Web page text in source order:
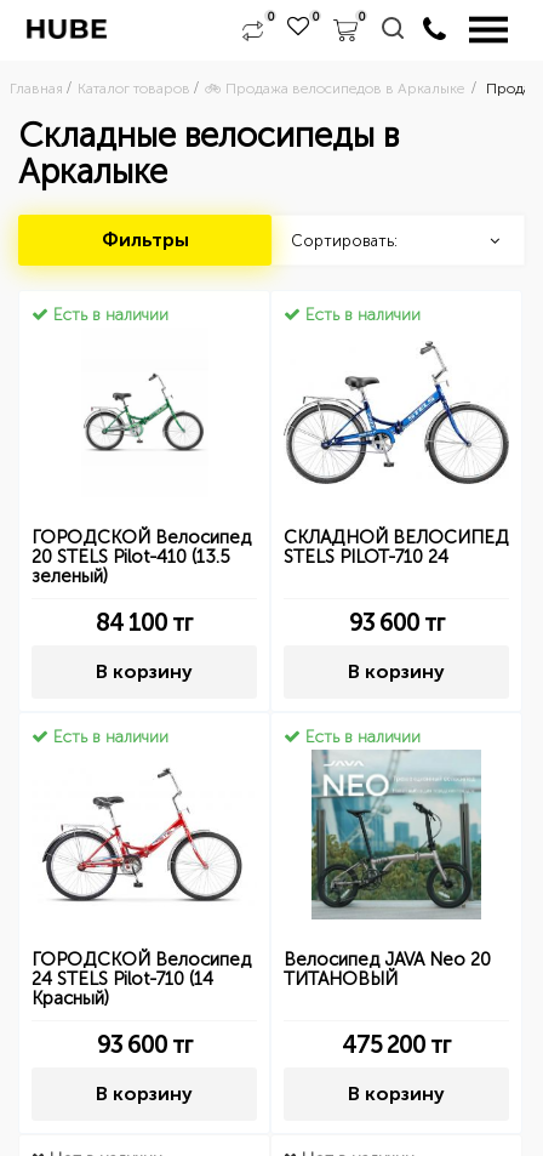
0 0 0
Главная Каталог товаров 🚲 Продажа велосипедов в Аркалыке
Складные велосипеды в
Аркалыке
Фильтры Сортировать:
Есть в наличии
ГОРОДСКОЙ Велосипед
20 STELS Pilot-410 (13.5
зеленый)
84 100 тг
В корзину
Есть в наличии
СКЛАДНОЙ ВЕЛОСИПЕД
STELS PILOT-710 24
93 600тг
В корзину
Есть в наличии
ГОРОДСКОЙ Велосипед
24 STELS Pilot-710 (14
Красный)
93 600тг
В корзину
Есть в наличии
Велосипед JAVA Neo 20
ТИТАНОВЫЙ
475 200 тг
В корзину